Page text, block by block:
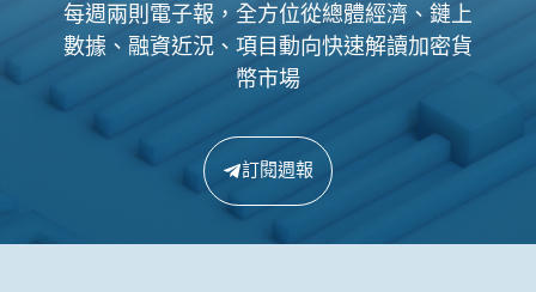
每週兩則電子報，全方位從總體經濟、鏈上
數據、融資近況、項目動向快速解讀加密貨
幣市場
訂閱週報